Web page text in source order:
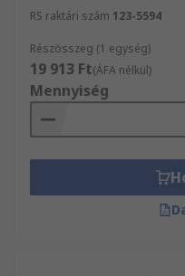
RS raktári szám 123-5594
Részösszeg (1 egység)
19 913 Ft(ÁFA nélkül)
Mennyiség